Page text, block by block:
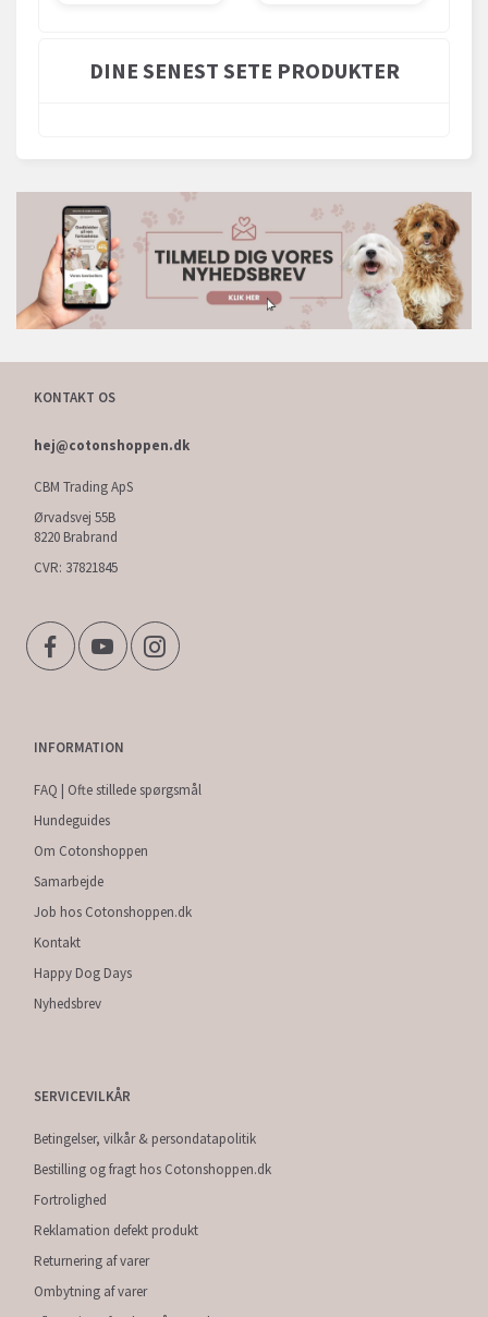
DINE SENEST SETE PRODUKTER
KONTAKT OS
hej@cotonshoppen.dk
CBM Trading ApS
Ørvadsvej 55B
8220 Brabrand
CVR: 37821845
INFORMATION
FAQ | Ofte stillede spørgsmål
Hundeguides
Om Cotonshoppen
Samarbejde
Job hos Cotonshoppen.dk
Kontakt
Happy Dog Days
Nyhedsbrev
SERVICEVILKÅR
Betingelser, vilkår & persondatapolitik
Bestilling og fragt hos Cotonshoppen.dk
Fortrolighed
Reklamation defekt produkt
Returnering af varer
Ombytning af varer